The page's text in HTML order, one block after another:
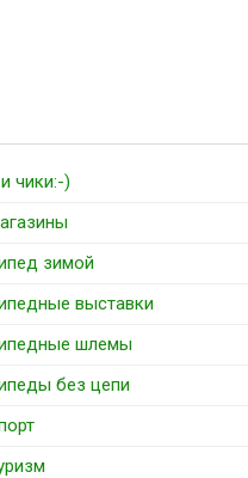
чики:-)
зимой
выставки
шлемы
без цепи